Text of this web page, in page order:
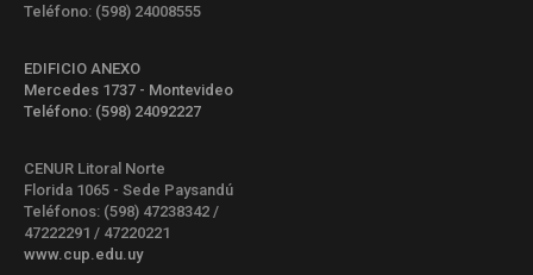
Teléfono: (598) 24008555
EDIFICIO ANEXO
Mercedes 1737 - Montevideo
Teléfono: (598) 24092227
CENUR Litoral Norte
Florida 1065 - Sede Paysandú
Teléfonos: (598) 47238342 /
47222291 / 47220221
www.cup.edu.uy